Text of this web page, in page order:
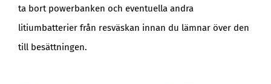
ta bort powerbanken och eventuella andra
litiumbatterier från resväskan innan du lämnar över den
till besättningen.